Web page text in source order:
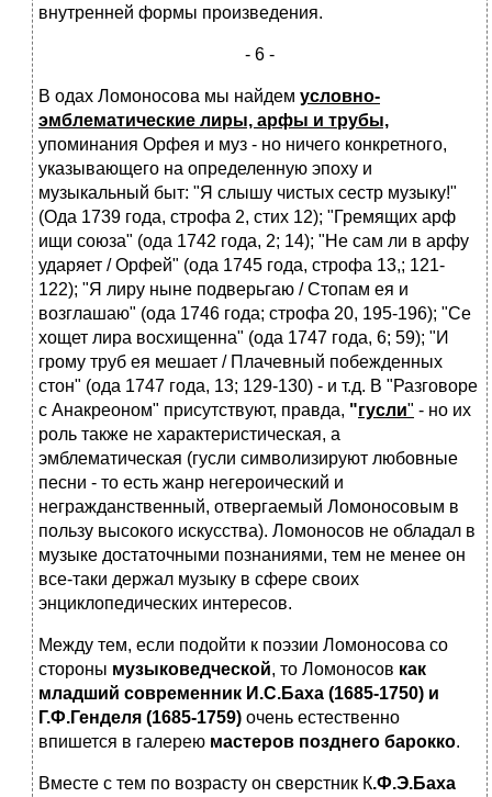
внутренней формы произведения.
- 6 -
В одах Ломоносова мы найдем условно-
эмблематические лиры, арфы и трубы,
упоминания Орфея и муз - но ничего конкретного,
указывающего на определенную эпоху и
музыкальный быт: "Я слышу чистых сестр музыку!"
(Ода 1739 года, строфа 2, стих 12); "Гремящих арф
ищи союза" (ода 1742 года, 2; 14); "Не сам ли в арфу
ударяет / Орфей" (ода 1745 года, строфа 13,; 121-
122); "Я лиру ныне подверьгаю / Стопам ея и
возглашаю" (ода 1746 года; строфа 20, 195-196); "Се
хощет лира восхищенна" (ода 1747 года, 6; 59); "И
грому труб ея мешает / Плачевный побежденных
стон" (ода 1747 года, 13; 129-130) - и т.д. В "Разговоре
с Анакреоном" присутствуют, правда, "гусли" - но их
роль также не характеристическая, а
эмблематическая (гусли символизируют любовные
песни - то есть жанр негероический и
негражданственный, отвергаемый Ломоносовым в
пользу высокого искусства). Ломоносов не обладал в
музыке достаточными познаниями, тем не менее он
все-таки держал музыку в сфере своих
энциклопедических интересов.
Между тем, если подойти к поэзии Ломоносова со
стороны музыковедческой, то Ломоносов как
младший современник И.С.Баха (1685-1750) и
Г.Ф.Генделя (1685-1759) очень естественно
впишется в галерею мастеров позднего барокко.
Вместе с тем по возрасту он сверстник К.Ф.Э.Баха